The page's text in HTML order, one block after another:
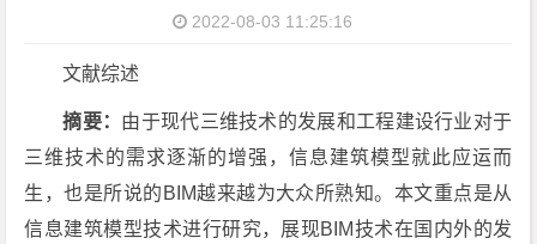
2022-08-03 11:25:16
文献综述
摘要： 由于现代三维技术的发展和工程建设行业对于
三维技术的需求逐渐的增强，信息建筑模型就此应运而
生，也是所说的BIM越来越为大众所熟知。本文重点是从
信息建筑模型技术进行研究，展现BIM技术在国内外的发